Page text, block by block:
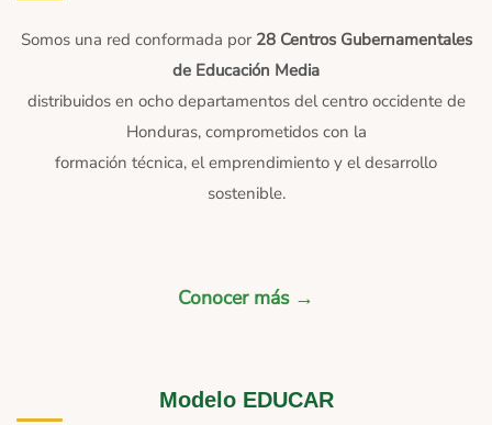
Somos una red conformada por 28 Centros Gubernamentales
de Educación Media
distribuidos en ocho departamentos del centro occidente de
Honduras, comprometidos con la
formación técnica, el emprendimiento y el desarrollo
sostenible.
Conocer más →
Modelo EDUCAR